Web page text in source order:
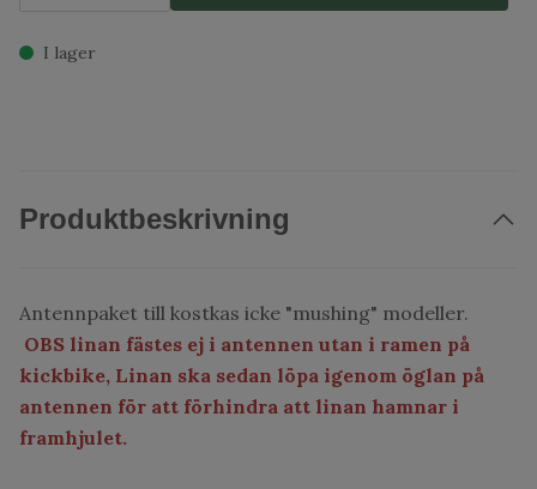
I lager
Produktbeskrivning
Antennpaket till kostkas icke "mushing" modeller.
OBS linan fästes ej i antennen utan i ramen på
kickbike, Linan ska sedan löpa igenom öglan på
antennen för att förhindra att linan hamnar i
framhjulet.